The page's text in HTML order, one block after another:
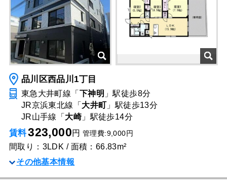
品川区西品川1丁目
東急大井町線「 下神明 」駅徒歩8分
JR京浜東北線「 大井町 」駅徒歩13分
JR山手線「 大崎」駅徒歩14分
賃料323,000円 管理費:9,000円
間取り：3LDK / 面積：66.83m²
その他基本情報